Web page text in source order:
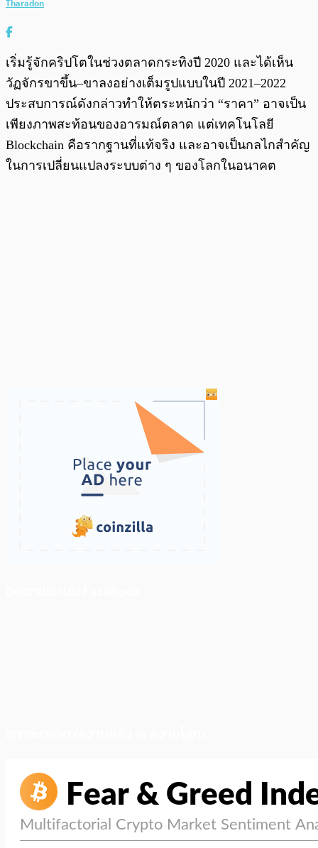
Tharadon
เริ่มรู้จักคริปโตในช่วงตลาดกระทิงปี 2020 และได้เห็น
วัฏจักรขาขึ้น–ขาลงอย่างเต็มรูปแบบในปี 2021–2022
ประสบการณ์ดังกล่าวทำให้ตระหนักว่า “ราคา” อาจเป็น
เพียงภาพสะท้อนของอารมณ์ตลาด แต่เทคโนโลยี
Blockchain คือรากฐานที่แท้จริง และอาจเป็นกลไกสำคัญ
ในการเปลี่ยนแปลงระบบต่าง ๆ ของโลกในอนาคต